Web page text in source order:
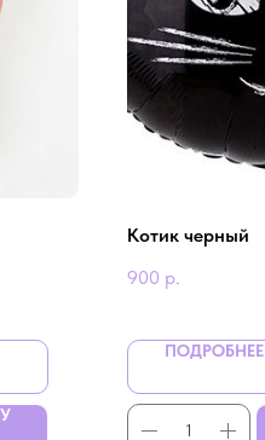
Котик черный
900 р.
ПОДРОБНЕЕ